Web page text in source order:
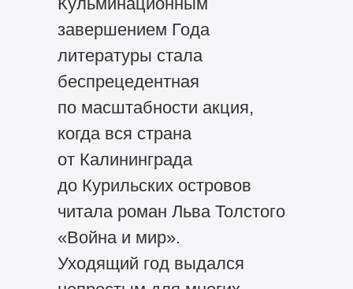
завершением Года
литературы стала
беспрецедентная
по масштабности акция,
когда вся страна
от Калининграда
до Курильских островов
читала роман Льва Толстого
«Война и мир».
Уходящий год выдался